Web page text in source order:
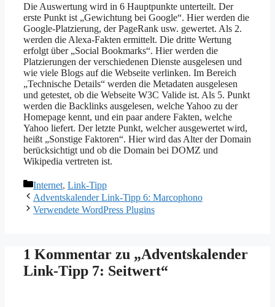
Die Auswertung wird in 6 Hauptpunkte unterteilt. Der
erste Punkt ist „Gewichtung bei Google“. Hier werden die
Google-Platzierung, der PageRank usw. gewertet. Als 2.
werden die Alexa-Fakten ermittelt. Die dritte Wertung
erfolgt über „Social Bookmarks“. Hier werden die
Platzierungen der verschiedenen Dienste ausgelesen und
wie viele Blogs auf die Webseite verlinken. Im Bereich
„Technische Details“ werden die Metadaten ausgelesen
und getestet, ob die Webseite W3C Valide ist. Als 5. Punkt
werden die Backlinks ausgelesen, welche Yahoo zu der
Homepage kennt, und ein paar andere Fakten, welche
Yahoo liefert. Der letzte Punkt, welcher ausgewertet wird,
heißt „Sonstige Faktoren“. Hier wird das Alter der Domain
berücksichtigt und ob die Domain bei DOMZ und
Wikipedia vertreten ist.
Kategorien
Internet, Link-Tipp
Adventskalender Link-Tipp 6: Marcophono
Verwendete WordPress Plugins
1 Kommentar zu „Adventskalender
Link-Tipp 7: Seitwert“